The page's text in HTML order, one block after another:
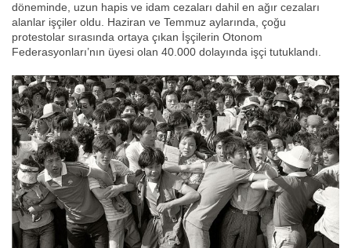
döneminde, uzun hapis ve idam cezaları dahil en ağır cezaları
alanlar işçiler oldu. Haziran ve Temmuz aylarında, çoğu
protestolar sırasında ortaya çıkan İşçilerin Otonom
Federasyonları’nın üyesi olan 40.000 dolayında işçi tutuklandı.